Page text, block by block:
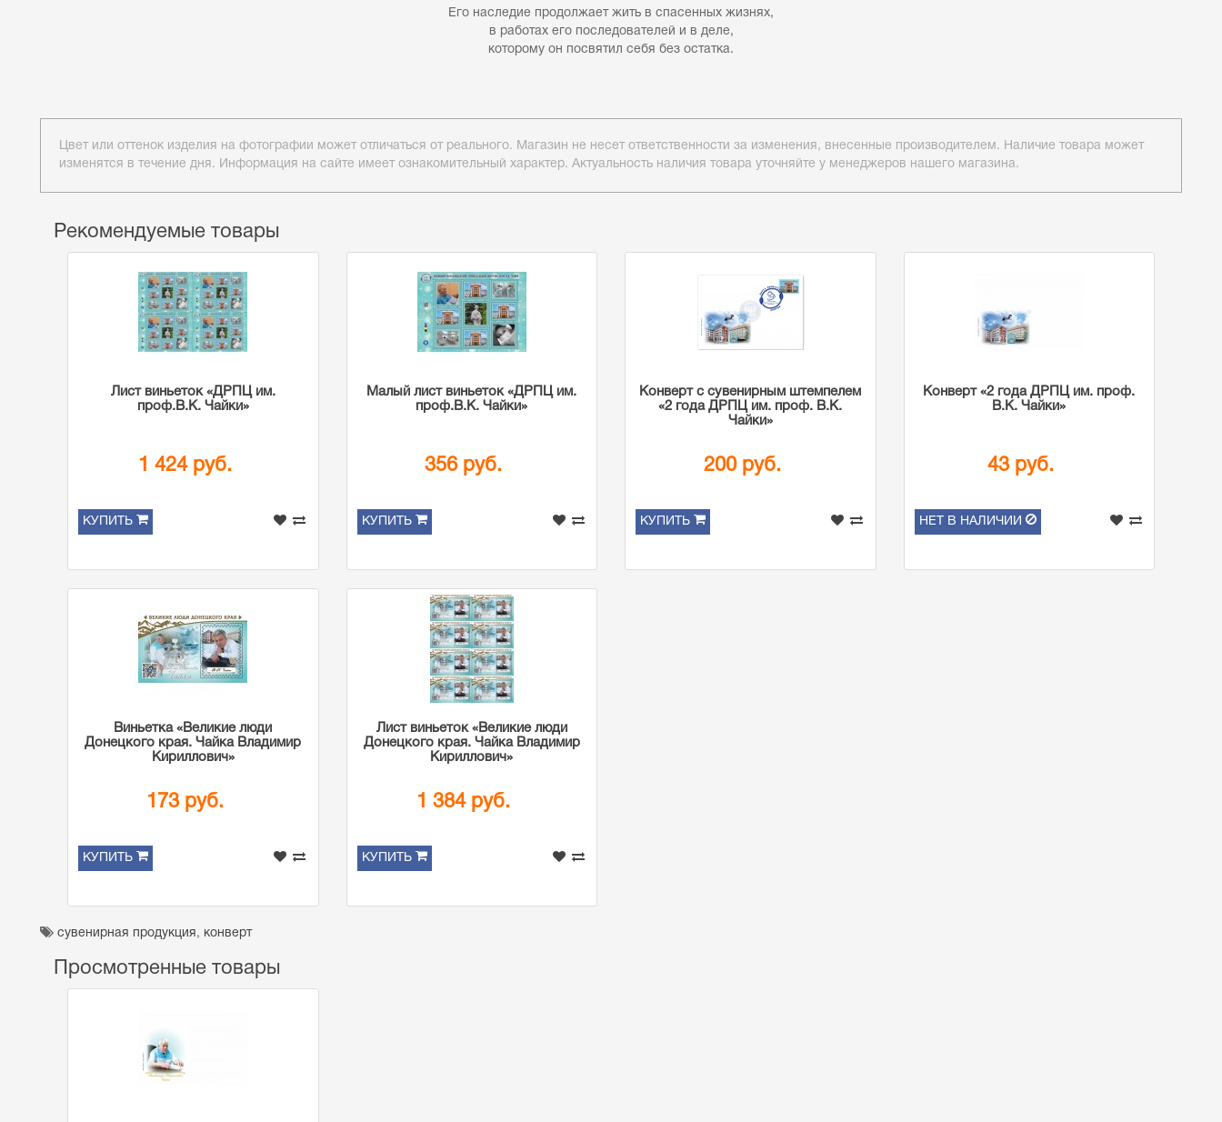
Его наследие продолжает жить в спасенных жизнях,
в работах его последователей и в деле,
которому он посвятил себя без остатка.
Цвет или оттенок изделия на фотографии может отличаться от реального. Магазин не несет ответственности за изменения, внесенные производителем. Наличие товара может
изменятся в течение дня. Информация на сайте имеет ознакомительный характер. Актуальность наличия товара уточняйте у менеджеров нашего магазина.
Рекомендуемые товары
Лист виньеток «ДРПЦ им.
проф.В.К. Чайки»
1 424 руб.
КУПИТЬ
Малый лист виньеток «ДРПЦ им.
проф.В.К. Чайки»
356 руб.
КУПИТЬ
Конверт с сувенирным штемпелем
«2 года ДРПЦ им. проф. В.К.
Чайки»
200 руб.
КУПИТЬ
Конверт «2 года ДРПЦ им. проф.
В.К. Чайки»
43 руб.
НЕТ В НАЛИЧИИ
Виньетка «Великие люди
Донецкого края. Чайка Владимир
Кириллович»
173 руб.
КУПИТЬ
Лист виньеток «Великие люди
Донецкого края. Чайка Владимир
Кириллович»
1 384 руб.
КУПИТЬ
сувенирная продукция, конверт
Просмотренные товары